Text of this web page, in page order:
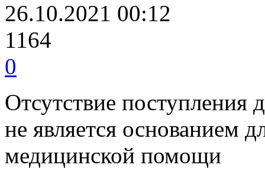
26.10.2021 00:12
1164
0
Отсутствие
не является основанием
медицинской помощи